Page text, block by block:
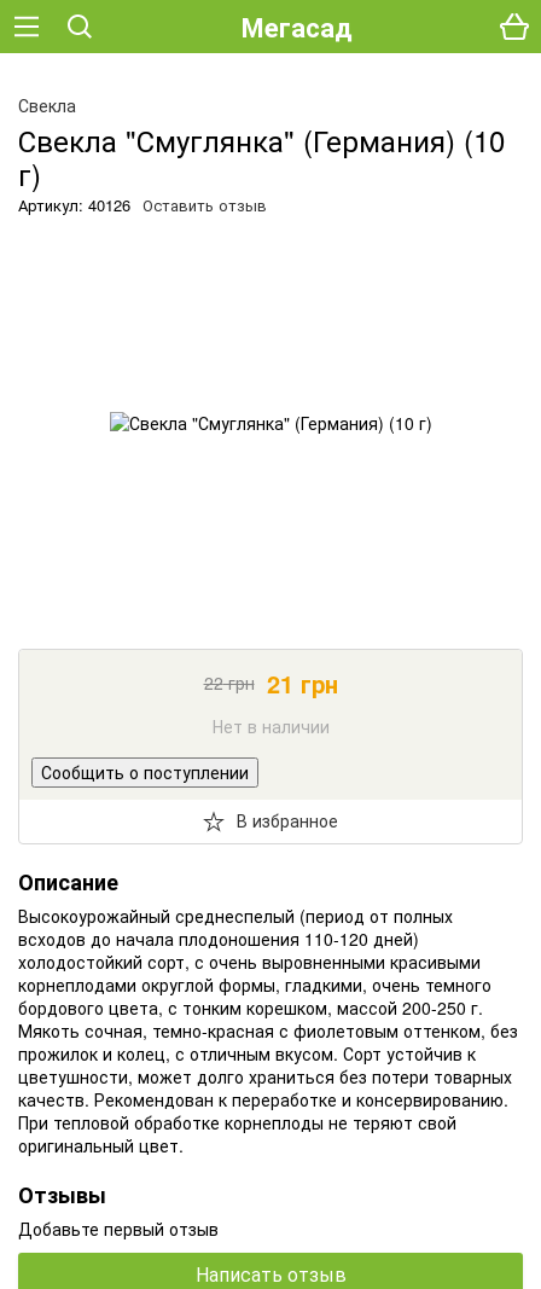
Мегасад
Свекла
Свекла "Смуглянка" (Германия) (10
г)
Артикул: 40126 Оставить отзыв
22грн 21 грн
Нет в наличии
Сообщить о поступлении
В избранное
Описание
Высокоурожайный среднеспелый (период от полных
всходов до начала плодоношения 110-120 дней)
холодостойкий сорт, с очень выровненными красивыми
корнеплодами округлой формы, гладкими, очень темного
бордового цвета, с тонким корешком, массой 200-250 г.
Мякоть сочная, темно-красная с фиолетовым оттенком, без
прожилок и колец, с отличным вкусом. Сорт устойчив к
цветушности, может долго храниться без потери товарных
качеств. Рекомендован к переработке и консервированию.
При тепловой обработке корнеплоды не теряют свой
оригинальный цвет.
Отзывы
Добавьте первый отзыв
Написать отзыв